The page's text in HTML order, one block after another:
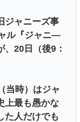
ジャニーズ事
ル『ジャニ—
20日（後9：
当時）はジャ
上最も愚かな
た人だけでも